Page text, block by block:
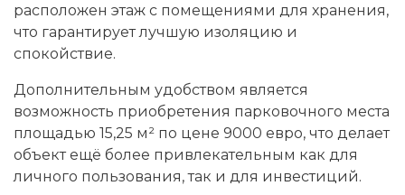
расположен этаж с помещениями для хранения,
что гарантирует лучшую изоляцию и
спокойствие.
Дополнительным удобством является
возможность приобретения парковочного места
площадью 15,25 м² по цене 9000 евро, что делает
объект ещё более привлекательным как для
личного пользования, так и для инвестиций.